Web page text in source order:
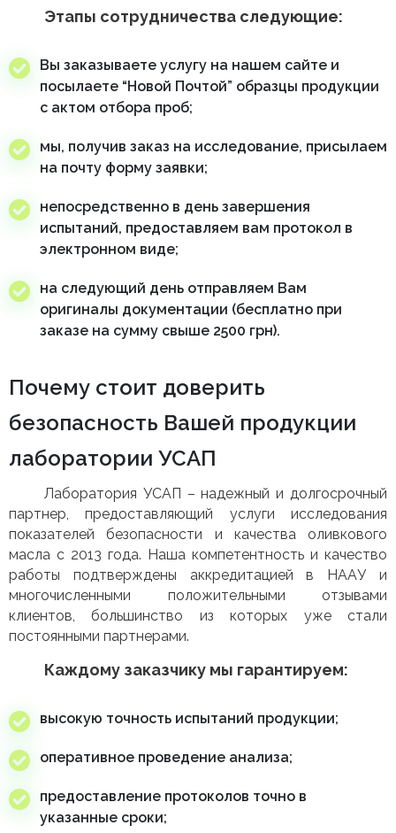
Этапы сотрудничества следующие:
Вы заказываете услугу на нашем сайте и
посылаете “Новой Почтой” образцы продукции
с актом отбора проб;
мы, получив заказ на исследование, присылаем
на почту форму заявки;
непосредственно в день завершения
испытаний, предоставляем вам протокол в
электронном виде;
на следующий день отправляем Вам
оригиналы документации (бесплатно при
заказе на сумму свыше 2500 грн).
Почему стоит доверить
безопасность Вашей продукции
лаборатории УСАП
Лаборатория УСАП – надежный и долгосрочный
партнер, предоставляющий услуги исследования
показателей безопасности и качества оливкового
масла с 2013 года. Наша компетентность и качество
работы подтверждены аккредитацией в НААУ и
многочисленными положительными отзывами
клиентов, большинство из которых уже стали
постоянными партнерами.
Каждому заказчику мы гарантируем:
высокую точность испытаний продукции;
оперативное проведение анализа;
предоставление протоколов точно в
указанные сроки;